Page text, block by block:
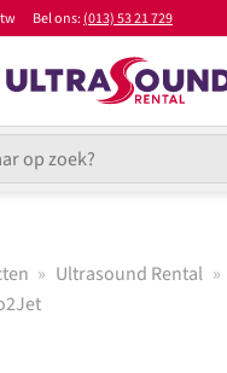
Bel ons:(013) 53 21 729
» Ultrasound Rental »